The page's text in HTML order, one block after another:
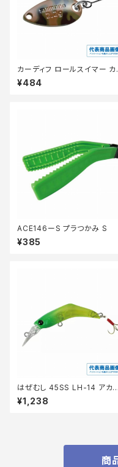
カーディフ ロールスイマー カ
エディション 2.2g TR−C22R
¥484
ACE146ーS プラつかみ S
¥385
はぜむし 45SS LH-14 アカキ
ン
¥1,238
商